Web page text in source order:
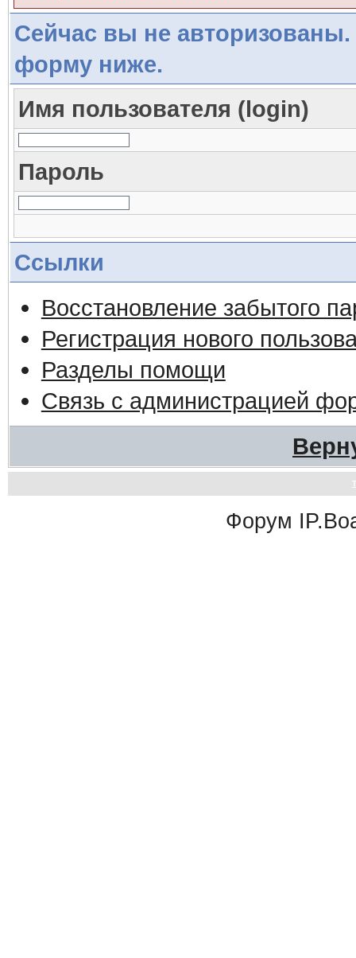
Сейчас вы не авторизованы.
форму ниже.
Имя пользователя (login)
Пароль
Ссылки
Восстановление забытого
Регистрация нового
Разделы помощи
Связь с администрацией
Форум